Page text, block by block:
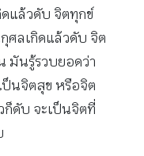
ดแล้วดับ จิตทุกข์
ศลเกิดแล้วดับ จิต
มันรู้รวบยอดว่า
นจิตสุข หรือจิต
ก็ดับ จะเป็นจิตที่